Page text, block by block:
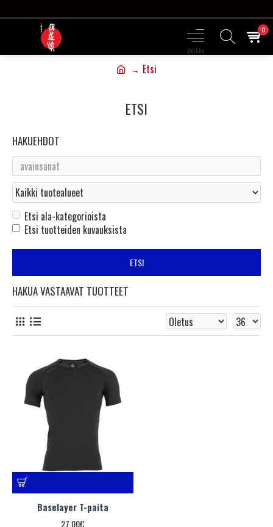
0
Etsi
ETSI
HAKUEHDOT
Etsi ala-kategorioista
Etsi tuotteiden kuvauksista
ETSI
HAKUA VASTAAVAT TUOTTEET
Baselayer T-paita
27.00€